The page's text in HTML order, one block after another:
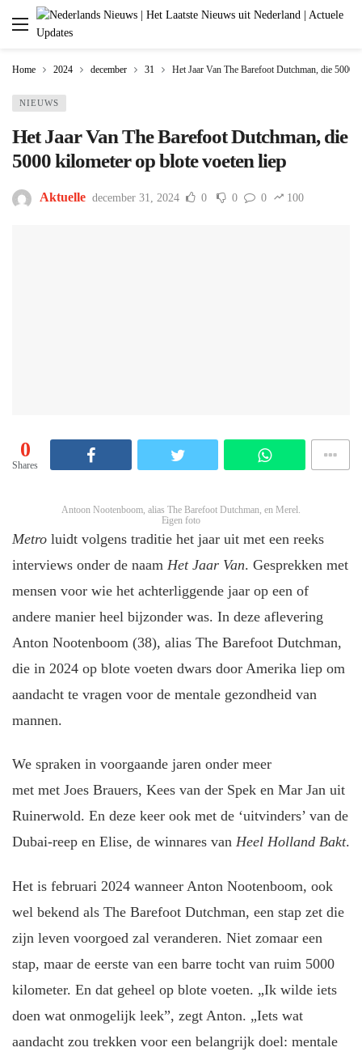
Home 2024 december 31 Het Jaar Van The Barefoot Dutchman, die 5000
NIEUWS
Het Jaar Van The Barefoot Dutchman, die
5000 kilometer op blote voeten liep
Aktuelle december 31, 2024 0 0 0 100
0
Shares
Antoon Nootenboom, alias The Barefoot Dutchman, en Merel.
Eigen foto
Metro luidt volgens traditie het jaar uit met een reeks
interviews onder de naam Het Jaar Van. Gesprekken met
mensen voor wie het achterliggende jaar op een of
andere manier heel bijzonder was. In deze aflevering
Anton Nootenboom (38), alias The Barefoot Dutchman,
die in 2024 op blote voeten dwars door Amerika liep om
aandacht te vragen voor de mentale gezondheid van
mannen.
We spraken in voorgaande jaren onder meer
met met Joes Brauers, Kees van der Spek en Mar Jan uit
Ruinerwold. En deze keer ook met de ‘uitvinders’ van de
Dubai-reep en Elise, de winnares van Heel Holland Bakt.
Het is februari 2024 wanneer Anton Nootenboom, ook
wel bekend als The Barefoot Dutchman, een stap zet die
zijn leven voorgoed zal veranderen. Niet zomaar een
stap, maar de eerste van een barre tocht van ruim 5000
kilometer. En dat geheel op blote voeten. „Ik wilde iets
doen wat onmogelijk leek”, zegt Anton. „Iets wat
aandacht zou trekken voor een belangrijk doel: mentale